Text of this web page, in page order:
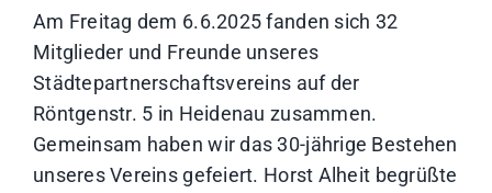
Am Freitag dem 6.6.2025 fanden sich 32
Mitglieder und Freunde unseres
Städtepartnerschaftsvereins auf der
Röntgenstr. 5 in Heidenau zusammen.
Gemeinsam haben wir das 30-jährige Bestehen
unseres Vereins gefeiert. Horst Alheit begrüßte